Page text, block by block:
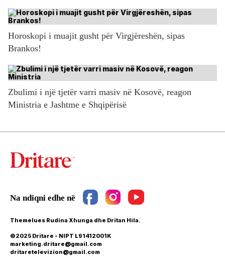
Horoskopi i muajit gusht për Virgjëreshën, sipas
Brankos!
Zbulimi i një tjetër varri masiv në Kosovë, reagon
Ministria e Jashtme e Shqipërisë
Themelues Rudina Xhunga dhe Dritan Hila.
©2025 Dritare - NIPT L91412001K
marketing.dritare@gmail.com
dritaretelevizion@gmail.com